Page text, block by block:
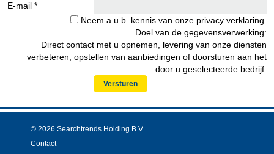
E-mail *
Neem a.u.b. kennis van onze privacy verklaring
Doel van de gegevensverwerking:
Direct contact met u opnemen, levering van onze diensten
verbeteren, opstellen van aanbiedingen of doorsturen aan het
door u geselecteerde bedrijf.
Versturen
© 2026 Searchtrends Holding B.V.
Contact